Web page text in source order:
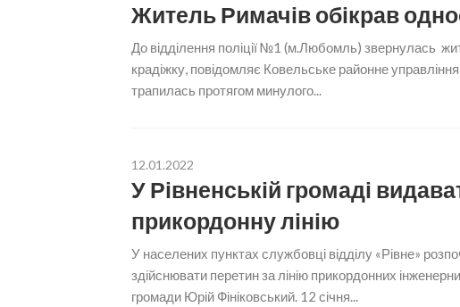
Житель Римачів обікрав
До відділення поліції №1 (м.Любомль) звернулась
крадіжку, повідомляє Ковельське районне управління
трапилась протягом минулого...
12.01.2022
У Рівненській громаді
прикордонну лінію
У населених пунктах службовці відділу «Рівне»
здійснювати перетин за лінію прикордонних
громади Юрій Фініковський. 12 січня...